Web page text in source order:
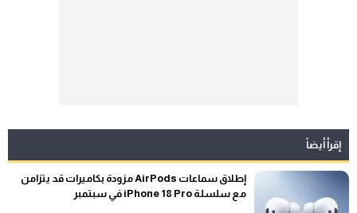
إقرأ أيضاً
إطلاق سماعات AirPods مزودة بكاميرات قد يتزامن
مع سلسلة iPhone 18 Pro في سبتمبر